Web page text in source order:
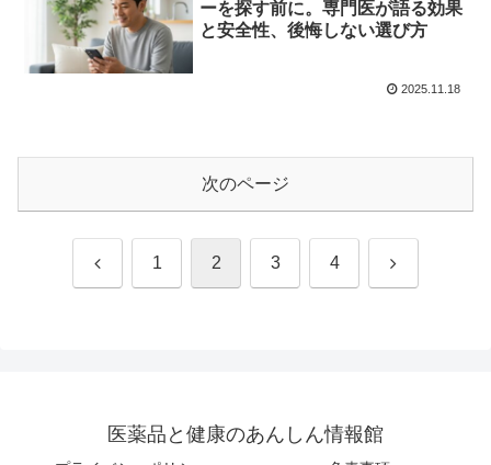
ーを探す前に。専門医が語る効果
と安全性、後悔しない選び方
2025.11.18
次のページ
前 1 2 3 4 次
医薬品と健康のあんしん情報館